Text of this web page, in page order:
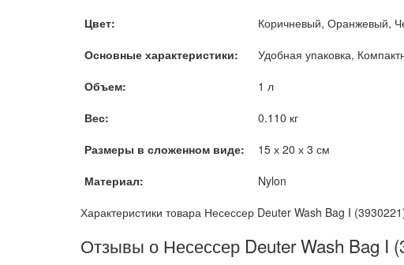
Цвет:
Коричневый, Оранжевый,
Основные характеристики:
Удобная упаковка,
Объем:
1 л
Вес:
0.110 кг
Размеры в сложенном виде:
15 х 20 х 3 см
Материал:
Nylon
Характеристики товара Несессер Deuter Wash Bag I
Отзывы о Несессер Deuter Wash Bag I